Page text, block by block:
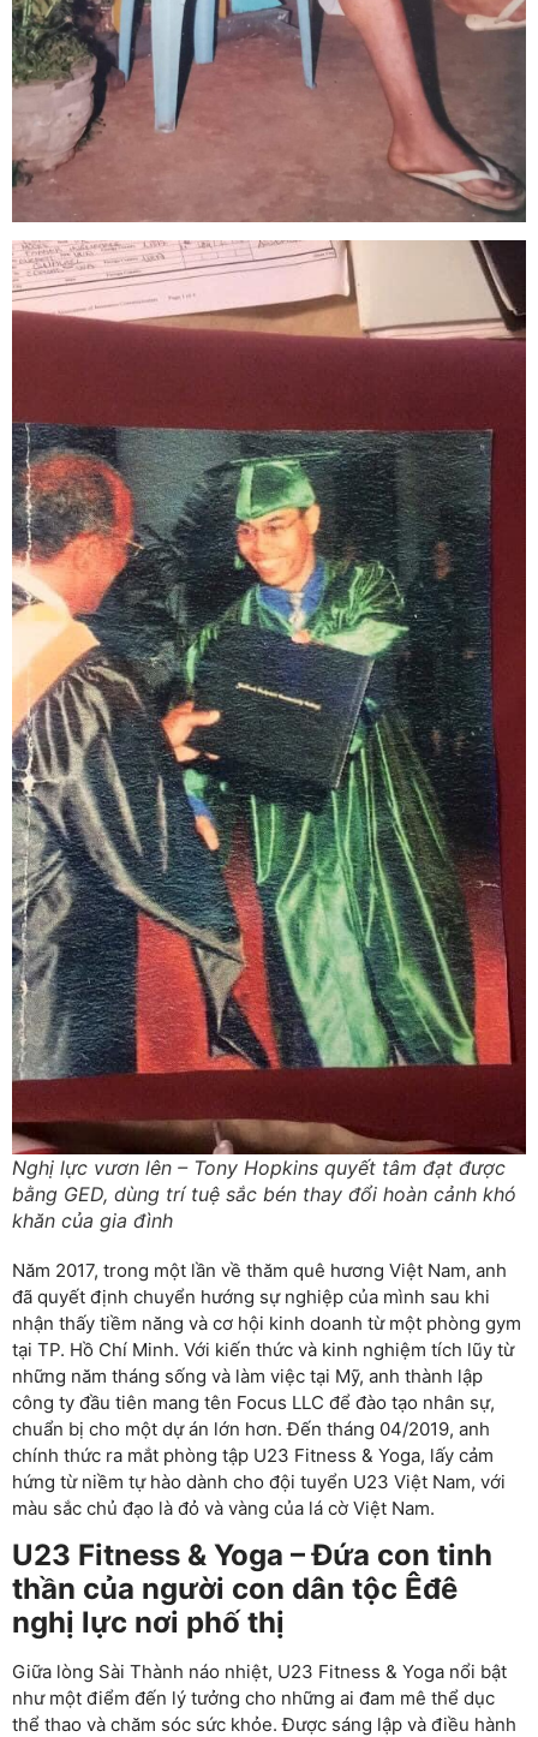
Nghị lực vươn lên – Tony Hopkins quyết tâm đạt được
bằng GED, dùng trí tuệ sắc bén thay đổi hoàn cảnh khó
khăn của gia đình
Năm 2017, trong một lần về thăm quê hương Việt Nam, anh
đã quyết định chuyển hướng sự nghiệp của mình sau khi
nhận thấy tiềm năng và cơ hội kinh doanh từ một phòng gym
tại TP. Hồ Chí Minh. Với kiến thức và kinh nghiệm tích lũy từ
những năm tháng sống và làm việc tại Mỹ, anh thành lập
công ty đầu tiên mang tên Focus LLC để đào tạo nhân sự,
chuẩn bị cho một dự án lớn hơn. Đến tháng 04/2019, anh
chính thức ra mắt phòng tập U23 Fitness & Yoga, lấy cảm
hứng từ niềm tự hào dành cho đội tuyển U23 Việt Nam, với
màu sắc chủ đạo là đỏ và vàng của lá cờ Việt Nam.
U23 Fitness & Yoga – Đứa con tinh
thần của người con dân tộc Êđê
nghị lực nơi phố thị
Giữa lòng Sài Thành náo nhiệt, U23 Fitness & Yoga nổi bật
như một điểm đến lý tưởng cho những ai đam mê thể dục
thể thao và chăm sóc sức khỏe. Được sáng lập và điều hành